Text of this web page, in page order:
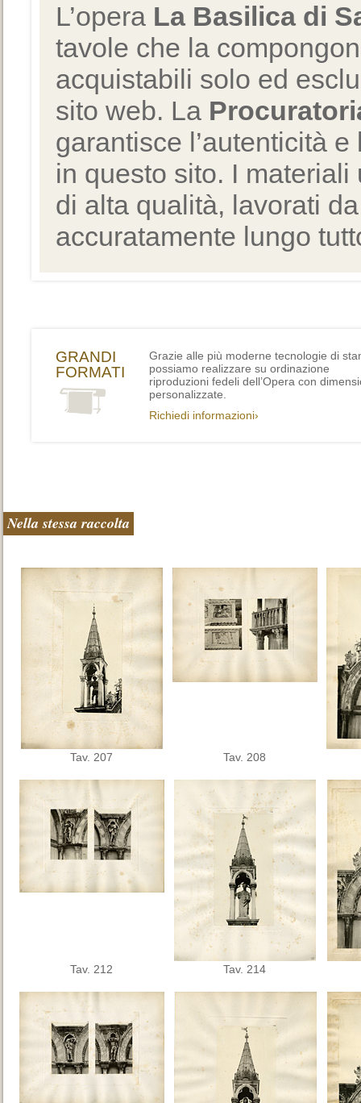
L’opera La Basilica di
tavole che la
acquistabili solo ed
sito web. La
garantisce l’autenticità
in questo sito. I
di alta qualità, lavorati
accuratamente lungo
GRANDI
FORMATI
Grazie alle più moderne tecnologie di
possiamo realizzare su ordinazione
riproduzioni fedeli dell’Opera con
personalizzate.
Richiedi informazioni›
Nella stessa raccolta
Tav. 207 Tav. 208
Tav. 212 Tav. 214